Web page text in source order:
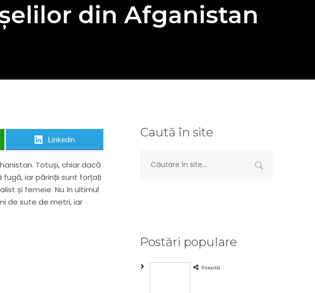
din Afganistan
Linkedin
Totuși, chiar dacă
iar părinții sunt forțați
și femeie. Nu în ultimul
de sute de metri, iar
Caută în site
Postări populare
0 reactii